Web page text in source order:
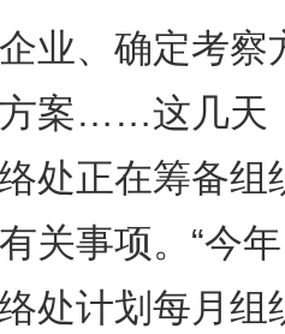
、确定考察
方案……这几天
处正在筹备组
关事项。“今
处计划每月组